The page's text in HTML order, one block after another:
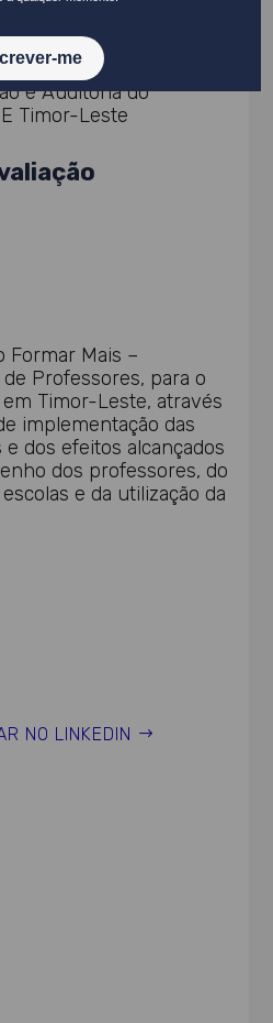
e Auditoria do
Timor-Leste
Formar Mais –
Professores, para o
Timor-Leste, através
implementação das
dos efeitos alcançados
dos professores, do
e da utilização da
NO LINKEDIN